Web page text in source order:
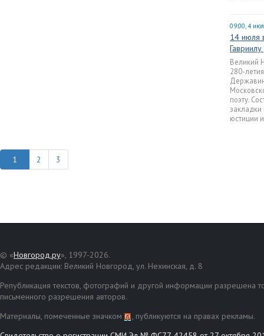
09:00, 4
14 июля
Великий
280-
поэту.
закладки
юстиции
2 3
© «Новгород.ру», 1997-2026.
Адрес редакции: Великий Новгород, ул. Нехинская, д. 8
Републикация текстов, фотографий и другой информации разрешена
письменного разрешения авторов.
Материалы, помеченные значком
, публикуются на правах рекламы.